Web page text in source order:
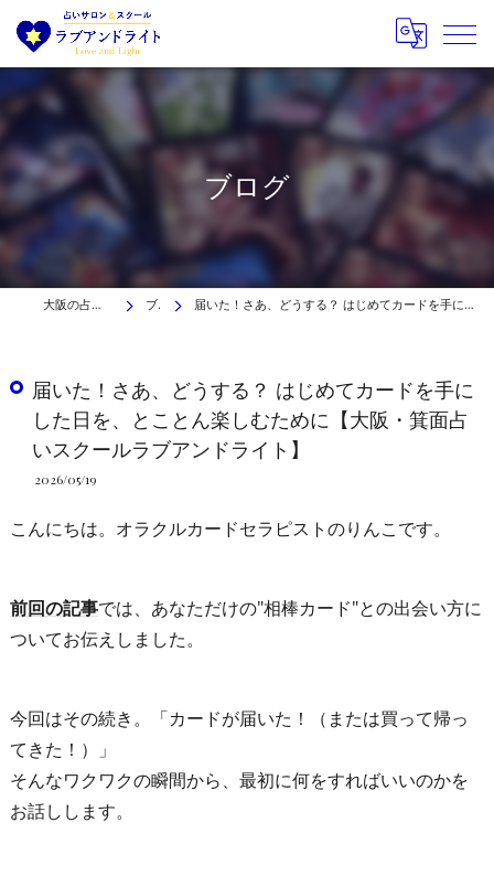
ブログ
大阪の占いはラブアンドライト ブログ 届いた！さあ、どうする？ はじめてカードを手にした日を、とことん楽しむために【大阪・箕面占いスクールラブアンドライト】
届いた！さあ、どうする？ はじめてカードを手に
した日を、とことん楽しむために【大阪・箕面占
いスクールラブアンドライト】
2026/05/19
こんにちは。オラクルカードセラピストのりんこです。
前回の記事では、あなただけの"相棒カード"との出会い方に
ついてお伝えしました。
今回はその続き。「カードが届いた！（または買って帰っ
てきた！）」
そんなワクワクの瞬間から、最初に何をすればいいのかを
お話しします。